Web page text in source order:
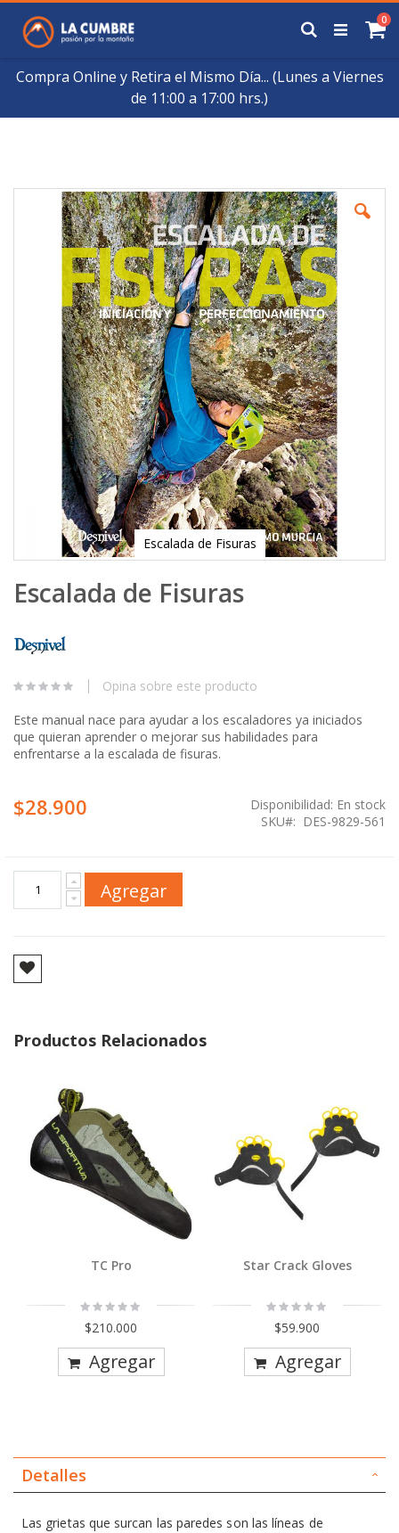
Compra Online y Retira el Mismo Día... (Lunes a Viernes
de 11:00 a 17:00 hrs.)
Contenido
0
Buscar
Escalada de Fisuras
to
the
of
the
gallery
Escalada de Fisuras
Opina sobre este producto
Este manual nace para ayudar a los escaladores ya iniciados
que quieran aprender o mejorar sus habilidades para
enfrentarse a la escalada de fisuras.
$28.900 Disponibilidad: En stock
SKU
DES-9829-561
Agregar
Productos Relacionados
TC Pro
Rating:
$210.000
Agregar
Star Crack Gloves
Rating:
$59.900
Agregar
Detalles
Las grietas que surcan las paredes son las líneas de